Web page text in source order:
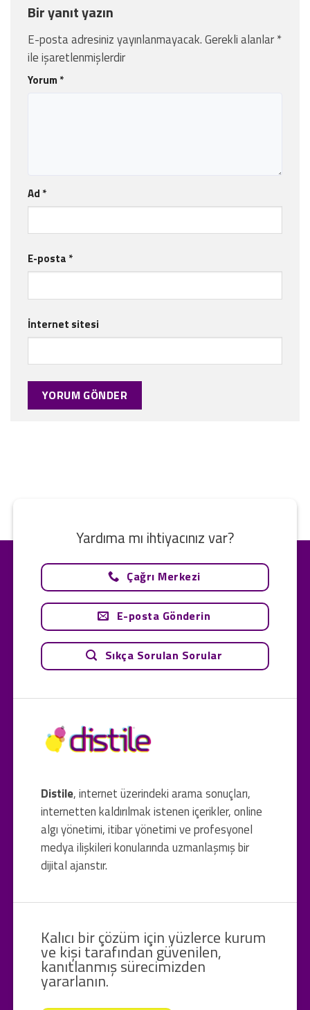
Bir yanıt yazın
E-posta adresiniz yayınlanmayacak.Gerekli alanlar*
ile işaretlenmişlerdir
Yorum *
Ad *
E-posta *
İnternet sitesi
Distile, internet üzerindeki arama sonuçları,
internetten kaldırılmak istenen içerikler, online
algı yönetimi, itibar yönetimi ve profesyonel
medya ilişkileri konularında uzmanlaşmış bir
dijital ajanstır.
Yardıma mı ihtiyacınız var?
Çağrı Merkezi
E-posta Gönderin
Sıkça Sorulan Sorular
Kalıcı bir çözüm için yüzlerce kurum
ve kişi tarafından güvenilen,
kanıtlanmış sürecimizden
yararlanın.